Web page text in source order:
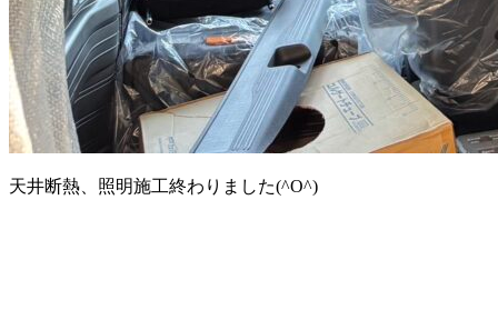
天井断熱、照明施工終わりました(^O^)